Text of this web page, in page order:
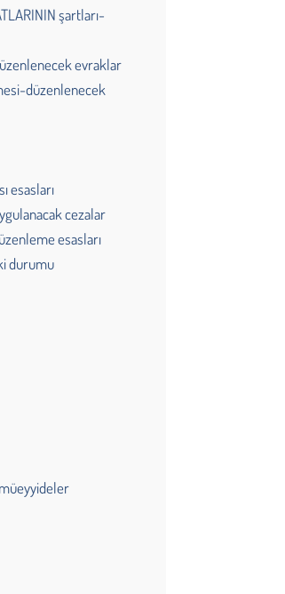
şartları-
evraklar
düzenlenecek
esasları
cezalar
esasları
durumu